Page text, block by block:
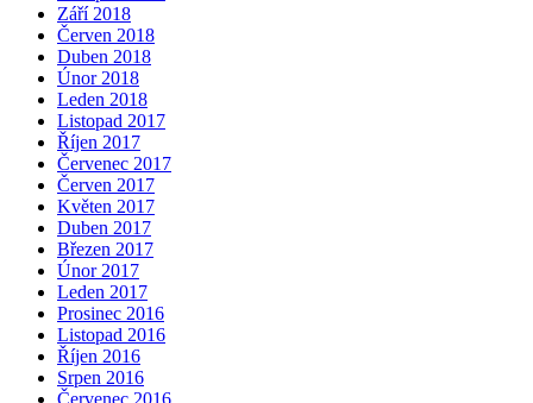
Září 2018
Červen 2018
Duben 2018
Únor 2018
Leden 2018
Listopad 2017
Říjen 2017
Červenec 2017
Červen 2017
Květen 2017
Duben 2017
Březen 2017
Únor 2017
Leden 2017
Prosinec 2016
Listopad 2016
Říjen 2016
Srpen 2016
Červenec 2016